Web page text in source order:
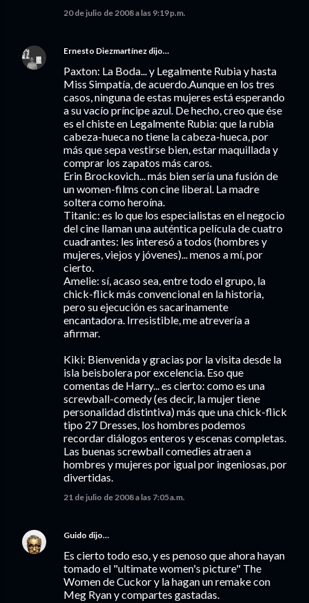
20 de julio de 2008 a las 9:19 p.m.
Ernesto Diezmartínez dijo…
Paxton: La Boda... y Legalmente Rubia y hasta
Miss Simpatía, de acuerdo.Aunque en los tres
casos, ninguna de estas mujeres está esperando
a su vacío príncipe azul. De hecho, creo que ése
es el chiste en Legalmente Rubia: que la rubia
cabeza-hueca no tiene la cabeza-hueca, por
más que sepa vestirse bien, estar maquillada y
comprar los zapatos más caros.
Erin Brockovich... más bien sería una fusión de
un women-films con cine liberal. La madre
soltera como heroína.
Titanic: es lo que los especialistas en el negocio
del cine llaman una auténtica película de cuatro
cuadrantes: les interesó a todos (hombres y
mujeres, viejos y jóvenes)... menos a mí, por
cierto.
Amelie: sí, acaso sea, entre todo el grupo, la
chick-flick más convencional en la historia,
pero su ejecución es sacarinamente
encantadora. Irresistible, me atrevería a
afirmar.
Kiki: Bienvenida y gracias por la visita desde la
isla beisbolera por excelencia. Eso que
comentas de Harry... es cierto: como es una
screwball-comedy (es decir, la mujer tiene
personalidad distintiva) más que una chick-flick
tipo 27 Dresses, los hombres podemos
recordar diálogos enteros y escenas completas.
Las buenas screwball comedies atraen a
hombres y mujeres por igual por ingeniosas, por
divertidas.
21 de julio de 2008 a las 7:05 a.m.
Guido dijo…
Es cierto todo eso, y es penoso que ahora hayan
tomado el "ultimate women's picture" The
Women de Cuckor y la hagan un remake con
Meg Ryan y compartes gastadas.